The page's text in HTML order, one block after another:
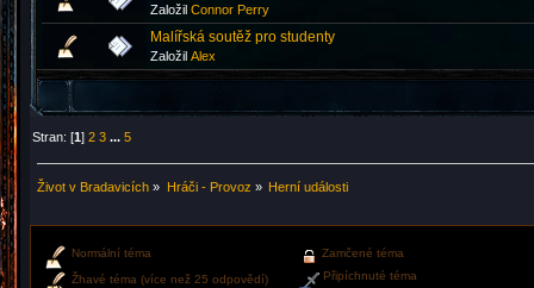
Založil Connor Perry
Malířská soutěž pro studenty
Založil Аlex
Stran: [1]2 3 ...5
Život v Bradavicích » Hráči - Provoz » Herní události
Normální téma
Žhavé téma (více než 25 odpovědí)
Zamčené téma
Připíchnuté téma